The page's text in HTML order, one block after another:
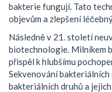
bakterie fungují. Tato
objevům a zlepšení
Následně v 21. století
biotechnologie. Milníkem
přispěl k hlubšímu
Sekvenování
bakteriálních druhů a